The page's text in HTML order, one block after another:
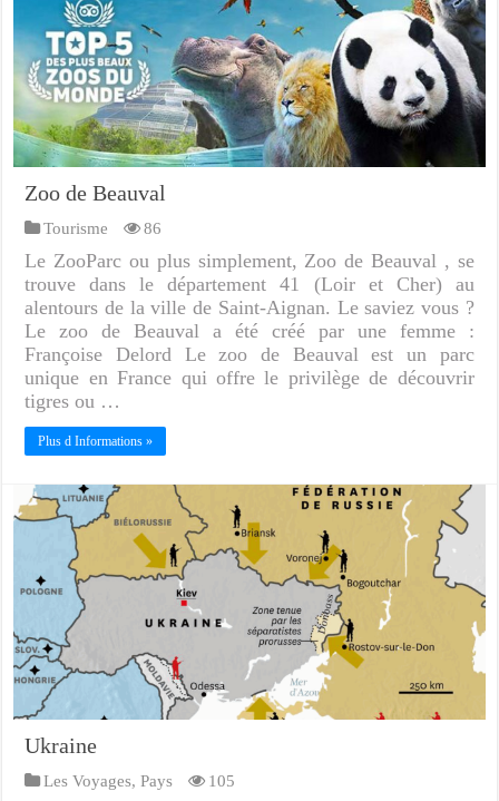
Zoo de Beauval
Tourisme 86
Le ZooParc ou plus simplement, Zoo de Beauval , se
trouve dans le département 41 (Loir et Cher) au
alentours de la ville de Saint-Aignan. Le saviez vous ?
Le zoo de Beauval a été créé par une femme :
Françoise Delord Le zoo de Beauval est un parc
unique en France qui offre le privilège de découvrir
tigres ou …
Plus d Informations »
Ukraine
Les Voyages,Pays 105